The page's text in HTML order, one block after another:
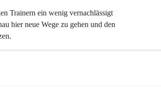
Trainern ein wenig vernachlässigt
hier neue Wege zu gehen und den